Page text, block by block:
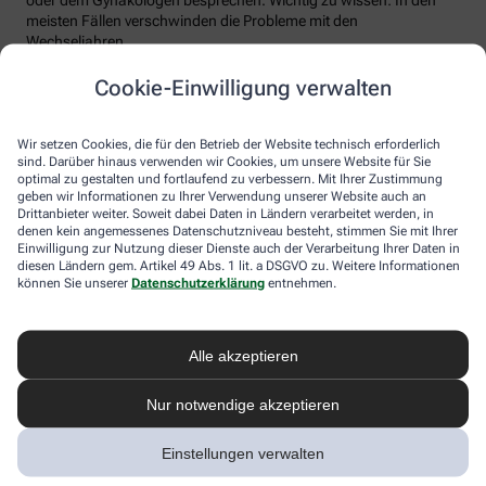
Cookie-Einwilligung verwalten
Wir setzen Cookies, die für den Betrieb der Website technisch erforderlich
sind. Darüber hinaus verwenden wir Cookies, um unsere Website für Sie
optimal zu gestalten und fortlaufend zu verbessern. Mit Ihrer Zustimmung
geben wir Informationen zu Ihrer Verwendung unserer Website auch an
Drittanbieter weiter. Soweit dabei Daten in Ländern verarbeitet werden, in
denen kein angemessenes Datenschutzniveau besteht, stimmen Sie mit Ihrer
Einwilligung zur Nutzung dieser Dienste auch der Verarbeitung Ihrer Daten in
diesen Ländern gem. Artikel 49 Abs. 1 lit. a DSGVO zu. Weitere Informationen
können Sie unserer Datenschutzerklärung entnehmen.
Alle akzeptieren
Nur notwendige akzeptieren
Einstellungen verwalten
meisten Fällen verschwinden die Probleme mit den
Wechseljahren.
Voraussetzung für eine erfolgreiche Behandlung ist allerdings
immer, dass die Endometriose auch als solche erkannt wird.
nehmen und ärztlich abklären lassen. Und sich auf keinen Fall
einreden lassen, sie seien normal.
Melden Sie sich hier an und sichern Sie
sich Ihren 10% Gutschein* für unsere
Apotheke